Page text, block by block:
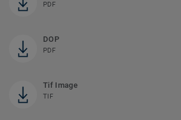
PDF
DOP
PDF
Tif Image
TIF